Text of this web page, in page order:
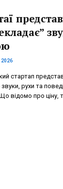
2026
стартап
звуки, рухи та
відомо про ціну,